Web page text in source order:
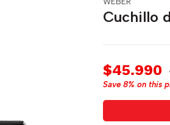
Cuchillo
$45.990
Save 8% on this